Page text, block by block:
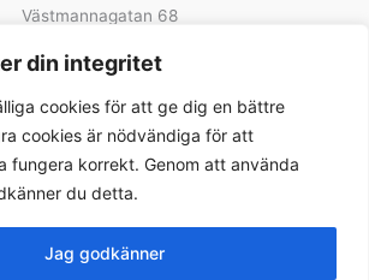
din integritet
cookies för att ge dig en bättre
cookies är nödvändiga för att
fungera korrekt. Genom att använda
du detta.
Jag godkänner
Västmannagatan 68
Instagram
© 2026 Svenska Karateförbundet